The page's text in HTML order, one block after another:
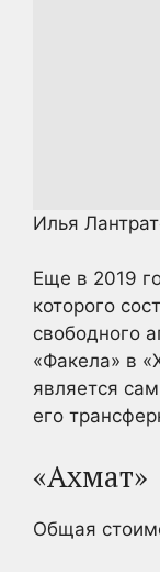
Илья
Еще в 2019
которого
свободного
«Факела» в
является
его
«Ахмат»
Общая